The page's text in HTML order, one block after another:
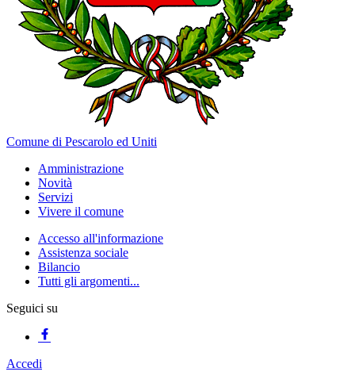
Comune di Pescarolo ed Uniti
Amministrazione
Novità
Servizi
Vivere il comune
Accesso all'informazione
Assistenza sociale
Bilancio
Tutti gli argomenti...
Seguici su
Accedi